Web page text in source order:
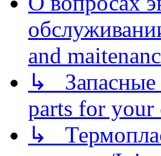
and
↳ Запасные
parts for your
↳